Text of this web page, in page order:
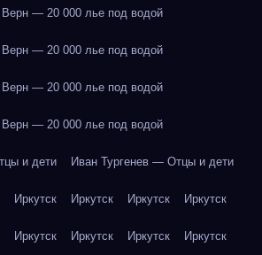
— 20 000 лье под водой
— 20 000 лье под водой
— 20 000 лье под водой
— 20 000 лье под водой
и дети Иван Тургенев — Отцы и дети
Иркутск Иркутск Иркутск Иркутск
Иркутск Иркутск Иркутск Иркутск